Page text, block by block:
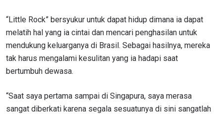
“Little Rock” bersyukur untuk dapat hidup dimana ia dapat
melatih hal yang ia cintai dan mencari penghasilan untuk
mendukung keluarganya di Brasil. Sebagai hasilnya, mereka
tak harus mengalami kesulitan yang ia hadapi saat
bertumbuh dewasa.
“Saat saya pertama sampai di Singapura, saya merasa
sangat diberkati karena segala sesuatunya di sini sangatlah